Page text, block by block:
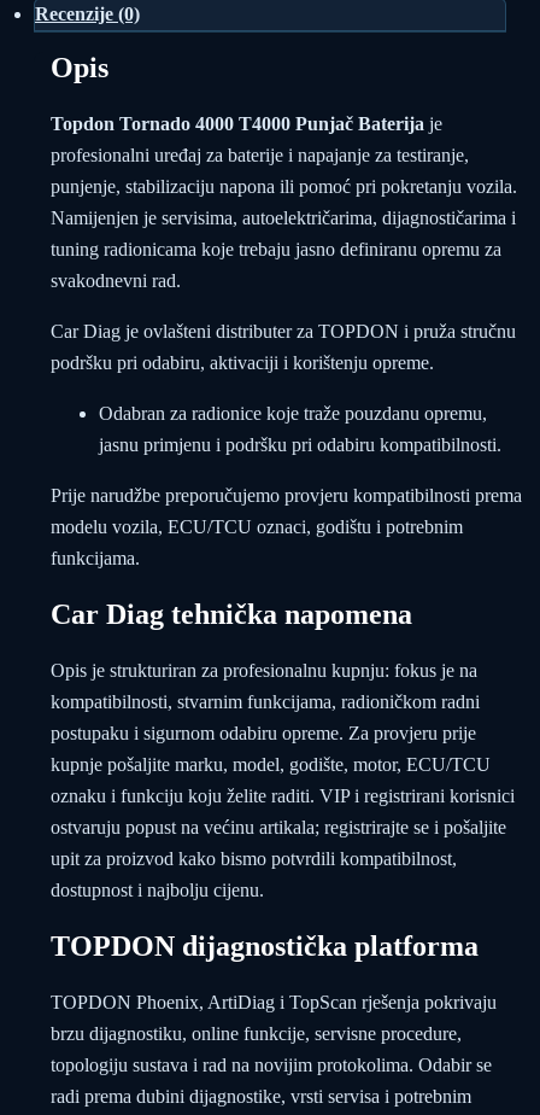
Recenzije (0)
Opis
Topdon Tornado 4000 T4000 Punjač Baterija je
profesionalni uređaj za baterije i napajanje za testiranje,
punjenje, stabilizaciju napona ili pomoć pri pokretanju vozila.
Namijenjen je servisima, autoelektričarima, dijagnostičarima i
tuning radionicama koje trebaju jasno definiranu opremu za
svakodnevni rad.
Car Diag je ovlašteni distributer za TOPDON i pruža stručnu
podršku pri odabiru, aktivaciji i korištenju opreme.
Odabran za radionice koje traže pouzdanu opremu,
jasnu primjenu i podršku pri odabiru kompatibilnosti.
Prije narudžbe preporučujemo provjeru kompatibilnosti prema
modelu vozila, ECU/TCU oznaci, godištu i potrebnim
funkcijama.
Car Diag tehnička napomena
Opis je strukturiran za profesionalnu kupnju: fokus je na
kompatibilnosti, stvarnim funkcijama, radioničkom radni
postupaku i sigurnom odabiru opreme. Za provjeru prije
kupnje pošaljite marku, model, godište, motor, ECU/TCU
oznaku i funkciju koju želite raditi. VIP i registrirani korisnici
ostvaruju popust na većinu artikala; registrirajte se i pošaljite
upit za proizvod kako bismo potvrdili kompatibilnost,
dostupnost i najbolju cijenu.
TOPDON dijagnostička platforma
TOPDON Phoenix, ArtiDiag i TopScan rješenja pokrivaju
brzu dijagnostiku, online funkcije, servisne procedure,
topologiju sustava i rad na novijim protokolima. Odabir se
radi prema dubini dijagnostike, vrsti servisa i potrebnim